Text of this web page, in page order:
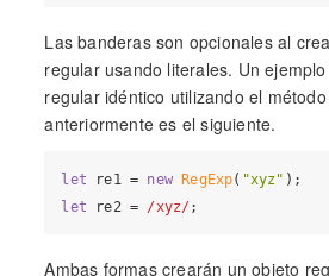
Las banderas son opcionales al
regular usando literales. Un
regular idéntico utilizando el
anteriormente es el siguiente.
let re1 = new RegExp( "xyz"
let re2 = /xyz/
Ambas formas crearán un objeto